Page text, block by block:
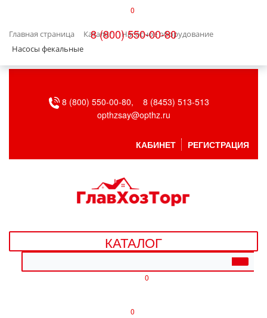
0
8 (800) 550-00-80
Главная страница Каталог
Насосное оборудование
Насосы фекальные
БЫТОВАЯ ТЕХНИКА
ВЕНТИЛЯЦИЯ
ДАЧА, САД И ОГОРОД
ДЕТСКИЕ ТОВАРЫ
8 (800) 550-00-80,
8 (8453) 513-513
opthzsay@opthz.ru
КАБИНЕТ РЕГИСТРАЦИЯ
КАТАЛОГ
0
0